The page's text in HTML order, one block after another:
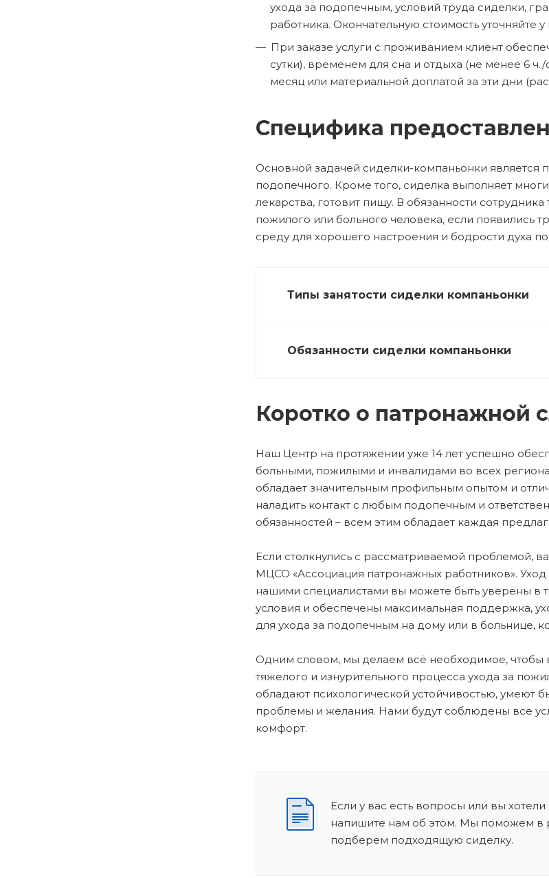
ухода за подопечным, условий труда сиделки,
работника. Окончательную стоимость уточняйте
При заказе услуги с проживанием клиент
сутки), временем для сна и отдыха (не менее 6
месяц или материальной доплатой за эти дни
Специфика
Основной задачей сиделки-компаньонки
подопечного. Кроме того, сиделка выполняет
лекарства, готовит пищу. В обязанности
пожилого или больного человека, если появились
среду для хорошего настроения и бодрости духа
Типы занятости сиделки компаньонки
Обязанности сиделки компаньонки
Коротко о патронажной
Наш Центр на протяжении уже 14 лет успешно
больными, пожилыми и инвалидами во всех
обладает значительным профильным опытом и
наладить контакт с любым подопечным и
обязанностей – всем этим обладает каждая
Если столкнулись с рассматриваемой проблемой,
МЦСО «Ассоциация патронажных работников».
нашими специалистами вы можете быть уверены в
условия и обеспечены максимальная поддержка,
для ухода за подопечным на дому или в больнице,
Одним словом, мы делаем всё необходимое, чтобы
тяжелого и изнурительного процесса ухода за
обладают психологической устойчивостью, умеют
проблемы и желания. Нами будут соблюдены все
комфорт.
Если у вас есть вопросы или вы
напишите нам об этом. Мы поможем в
подберем подходящую сиделку.